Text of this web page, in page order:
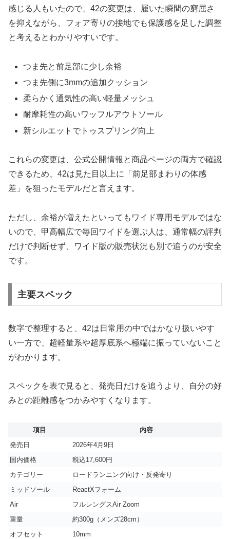
感じる人もいたので、42の変更は、履いた瞬間の窮屈さ
を抑えながら、フォア寄りの接地でも保護感を足した調整
と考えるとわかりやすいです。
つま先と前足部に少し余裕
つま先側に3mmの追加クッション
柔らかく通気性の高い軽量メッシュ
耐摩耗性の高いワッフルアウトソール
新シルエットでトゥスプリング向上
これらの変更は、公式公開情報と商品ページの両方で確認
できるため、42は見た目以上に「前足部まわりの体感
差」を狙ったモデルだと言えます。
ただし、余裕が増えたといってもワイド専用モデルではな
いので、甲高幅広で毎回ワイドを選ぶ人は、通常幅の評判
だけで判断せず、ワイド版の販売状況も別で追うのが安全
です。
主要スペック
数字で整理すると、42は日常用の中ではかなり扱いやす
い一方で、超軽量系や超厚底系へ極端に振っていないこと
がわかります。
スペックを表で見ると、発売日だけを追うより、自分の好
みとの距離感をつかみやすくなります。
項目
内容
発売日
2026年4月9日
国内価格
税込17,600円
カテゴリー
ロードランニング向け・反発寄り
ミッドソール
ReactXフォーム
Air
フルレングスAir Zoom
重量
約300g（メンズ28cm）
オフセット
10mm